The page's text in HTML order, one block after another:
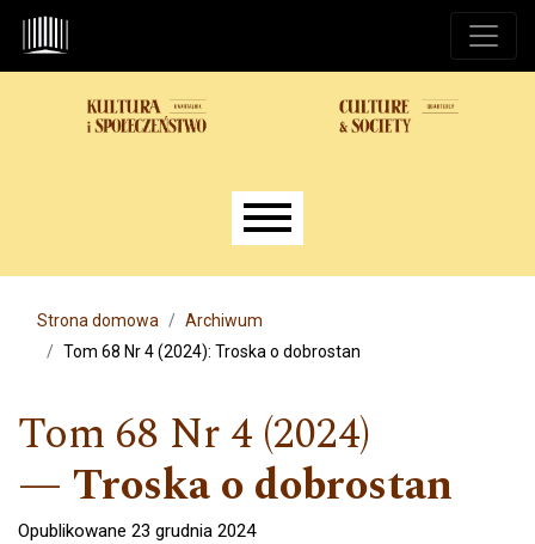
Przejdź do głównego menu
Przejdź do sekcji głównej
Przejdź do stopki
Main menu
Strona domowa
Archiwum
Tom 68 Nr 4 (2024): Troska o dobrostan
Tom 68 Nr 4 (2024)
Troska o dobrostan
Opublikowane 23 grudnia 2024